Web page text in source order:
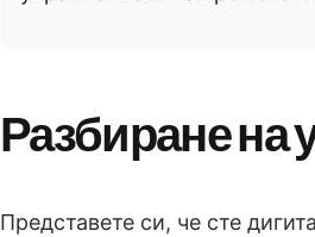
Разбиране на
Представете си, че сте